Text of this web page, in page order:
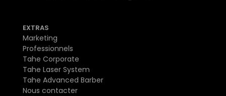
EXTRAS
Marketing
Professionnels
Tahe Corporate
Tahe Laser System
Tahe Advanced Barber
Nous contacter